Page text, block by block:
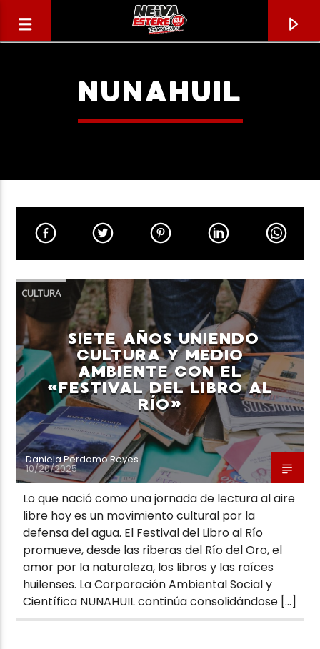
TÍTULO
Neiva Estereo
NUNAHUIL
CULTURA
SIETE AÑOS UNIENDO
CULTURA Y MEDIO
AMBIENTE CON EL
«FESTIVAL DEL LIBRO AL
RÍO»
Daniela Perdomo Reyes
10/20/2025
Lo que nació como una jornada de lectura al aire
libre hoy es un movimiento cultural por la
defensa del agua. El Festival del Libro al Río
promueve, desde las riberas del Río del Oro, el
amor por la naturaleza, los libros y las raíces
huilenses. La Corporación Ambiental Social y
Científica NUNAHUIL continúa consolidándose […]